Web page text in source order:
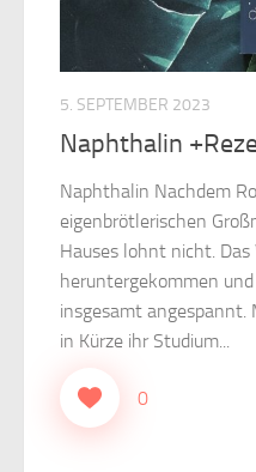
5. SEPTEMBER 2023
Naphthalin
Naphthalin Nachdem
eigenbrötlerischen
Hauses lohnt nicht.
heruntergekommen
insgesamt angespannt.
in Kürze ihr Studium...
0